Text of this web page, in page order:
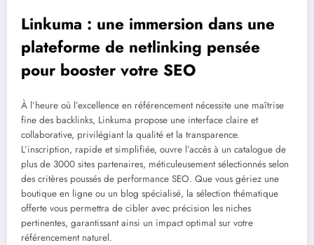
Linkuma : une immersion dans une
plateforme de netlinking pensée
pour booster votre SEO
À l’heure où l’excellence en référencement nécessite une maîtrise
fine des backlinks, Linkuma propose une interface claire et
collaborative, privilégiant la qualité et la transparence.
L’inscription, rapide et simplifiée, ouvre l’accès à un catalogue de
plus de 3000 sites partenaires, méticuleusement sélectionnés selon
des critères poussés de performance SEO. Que vous gériez une
boutique en ligne ou un blog spécialisé, la sélection thématique
offerte vous permettra de cibler avec précision les niches
pertinentes, garantissant ainsi un impact optimal sur votre
référencement naturel.